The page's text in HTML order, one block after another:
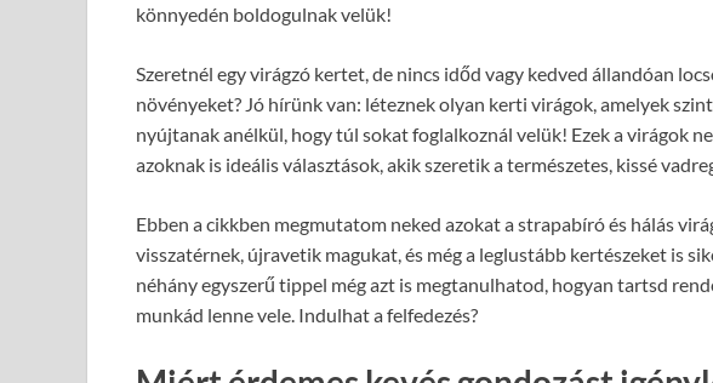
könnyedén boldogulnak velük!
Szeretnél egy virágzó kertet, de nincs időd vagy kedved állandóan
növényeket? Jó hírünk van: léteznek olyan kerti virágok, amelyek
nyújtanak anélkül, hogy túl sokat foglalkoznál velük! Ezek a virágok
azoknak is ideális választások, akik szeretik a természetes, kissé
Ebben a cikkben megmutatom neked azokat a strapabíró és hálás
visszatérnek, újravetik magukat, és még a leglustább kertészeket is
néhány egyszerű tippel még azt is megtanulhatod, hogyan tartsd
munkád lenne vele. Indulhat a felfedezés?